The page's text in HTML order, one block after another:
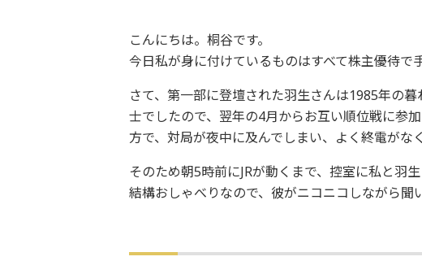
こんにちは。桐谷です。
今日私が身に付けているものはすべて株主優待で
さて、第一部に登壇された羽生さんは1985年の
士でしたので、翌年の4月からお互い順位戦に参
方で、対局が夜中に及んでしまい、よく終電がな
そのため朝5時前にJRが動くまで、控室に私と羽
結構おしゃべりなので、彼がニコニコしながら聞